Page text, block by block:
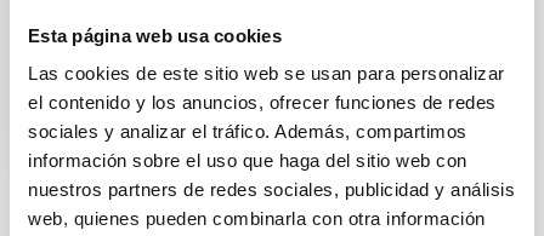
Esta página web usa cookies
Las cookies de este sitio web se usan para personalizar
el contenido y los anuncios, ofrecer funciones de redes
sociales y analizar el tráfico. Además, compartimos
información sobre el uso que haga del sitio web con
nuestros partners de redes sociales, publicidad y análisis
web, quienes pueden combinarla con otra información
iniciativa...